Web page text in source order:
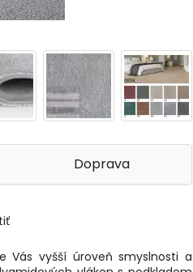
Doprava
Vás vyšší úroveň smyslnosti a